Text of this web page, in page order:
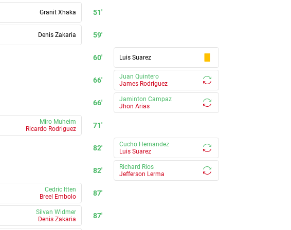
51'
Granit Xhaka
59'
Denis Zakaria
60' Luis Suarez
66'
Juan Quintero
James Rodriguez
66'
Jaminton Campaz
Jhon Arias
71'
Miro Muheim
Ricardo Rodriguez
82'
Cucho Hernandez
Luis Suarez
82'
Richard Rios
Jefferson Lerma
87'
Cedric Itten
Breel Embolo
87'
Silvan Widmer
Denis Zakaria